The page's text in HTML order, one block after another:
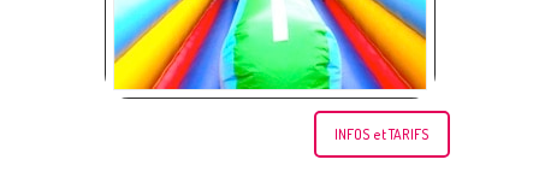
INFOS et TARIFS